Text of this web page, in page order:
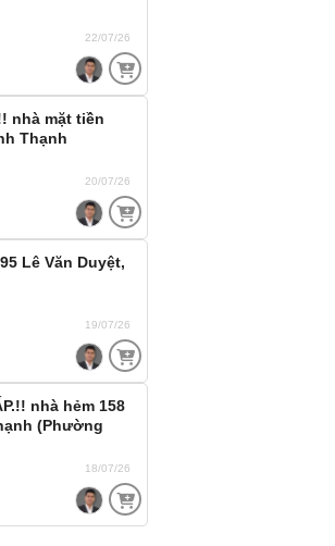
22/07/26
nhà mặt tiền
Thạnh
giá rẻ
20/07/26
Lê Văn Duyệt,
19/07/26
nhà hẻm 158
(Phường
ra vào thoải
18/07/26